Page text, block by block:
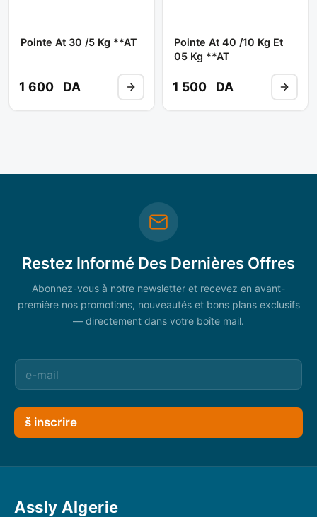
Pointe At 30 /5 Kg **AT
1 600 DA
Pointe At 40 /10 Kg Et
05 Kg **AT
1 500 DA
Restez Informé Des Dernières Offres
Abonnez-vous à notre newsletter et recevez en avant-
première nos promotions, nouveautés et bons plans exclusifs
— directement dans votre boîte mail.
š inscrire
Assly Algerie